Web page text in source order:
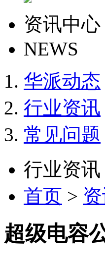
资讯中心
NEWS
华派动态
行业资讯
常见问题
行业资讯
首页 >
超级电容